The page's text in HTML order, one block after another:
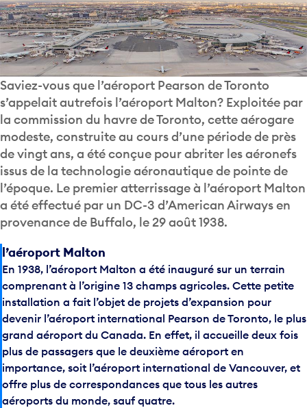
Saviez-vous que l’aéroport Pearson de Toronto
s’appelait autrefois l’aéroport Malton? Exploitée par
la commission du havre de Toronto, cette aérogare
modeste, construite au cours d’une période de près
de vingt ans, a été conçue pour abriter les aéronefs
issus de la technologie aéronautique de pointe de
l’époque. Le premier atterrissage à l’aéroport Malton
a été effectué par un DC-3 d’American Airways en
provenance de Buffalo, le 29 août 1938.
l’aéroport Malton
En 1938, l’aéroport Malton a été inauguré sur un terrain
comprenant à l’origine 13 champs agricoles. Cette petite
installation a fait l’objet de projets d’expansion pour
devenir l’aéroport international Pearson de Toronto, le plus
grand aéroport du Canada. En effet, il accueille deux fois
plus de passagers que le deuxième aéroport en
importance, soit l’aéroport international de Vancouver, et
offre plus de correspondances que tous les autres
aéroports du monde, sauf quatre.